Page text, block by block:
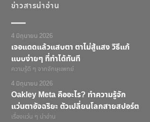
ข่าวสารน่าอ่าน
4 มิถุนายน 2026
เจอแดดแล้วแสบตา ตาไม่สู้แสง วิธีแก้
แบบง่ายๆ ที่ทำได้ทันที
ความรู้ดี ๆ จากจักษุแพทย์
4 มิถุนายน 2026
Oakley Meta คืออะไร? ทำความรู้จัก
แว่นตาอัจฉริยะ ตัวเปลี่ยนโลกสายสปอร์ต
เรื่องแว่น ๆ น่าอ่าน